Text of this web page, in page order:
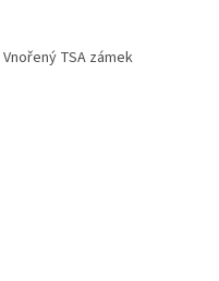
Vnořený TSA zámek